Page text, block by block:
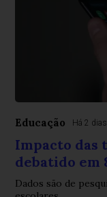
Educação Há 2 dias
Impacto das
debatido em
Dados são de